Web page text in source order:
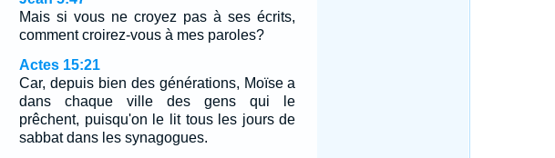
Mais si vous ne croyez pas à ses écrits,
comment croirez-vous à mes paroles?
Actes 15:21
Car, depuis bien des générations, Moïse a
dans chaque ville des gens qui le
prêchent, puisqu'on le lit tous les jours de
sabbat dans les synagogues.